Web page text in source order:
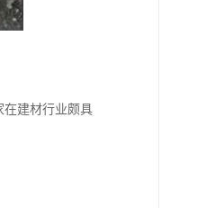
在建材行业颇具